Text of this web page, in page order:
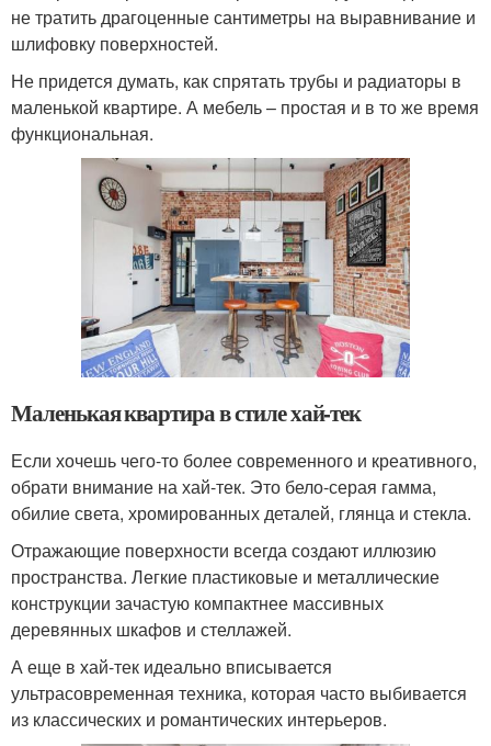
не тратить драгоценные сантиметры на выравнивание и
шлифовку поверхностей.
Не придется думать, как спрятать трубы и радиаторы в
маленькой квартире. А мебель – простая и в то же время
функциональная.
Маленькая квартира в стиле хай-тек
Если хочешь чего-то более современного и креативного,
обрати внимание на хай-тек. Это бело-серая гамма,
обилие света, хромированных деталей, глянца и стекла.
Отражающие поверхности всегда создают иллюзию
пространства. Легкие пластиковые и металлические
конструкции зачастую компактнее массивных
деревянных шкафов и стеллажей.
А еще в хай-тек идеально вписывается
ультрасовременная техника, которая часто выбивается
из классических и романтических интерьеров.